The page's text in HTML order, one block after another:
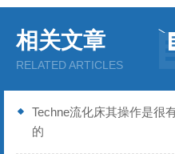
相关文章
RELATED ARTICLES
Techne流化床其操作是很
的